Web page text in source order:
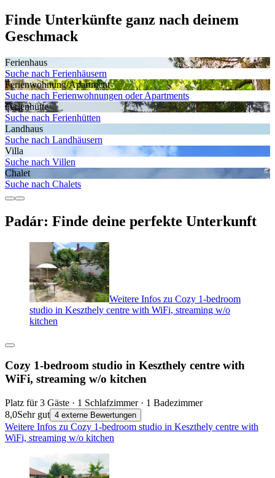
Finde Unterkünfte ganz nach deinem
Geschmack
Ferienhaus
Suche nach Ferienhäusern
Ferienwohnung/Apartment
Suche nach Ferienwohnungen oder Apartments
Ferienhütte
Suche nach Ferienhütten
Landhaus
Suche nach Landhäusern
Villa
Suche nach Villen
Chalet
Suche nach Chalets
Padár: Finde deine perfekte Unterkunft
Weitere Infos zu Cozy 1-bedroom
studio in Keszthely centre with WiFi, streaming w/o
kitchen
Cozy 1-bedroom studio in Keszthely centre with
WiFi, streaming w/o kitchen
Platz für 3 Gäste · 1 Schlafzimmer · 1 Badezimmer
8,0Sehr gut 4 externe Bewertungen
Weitere Infos zu Cozy 1-bedroom studio in Keszthely centre with
WiFi, streaming w/o kitchen